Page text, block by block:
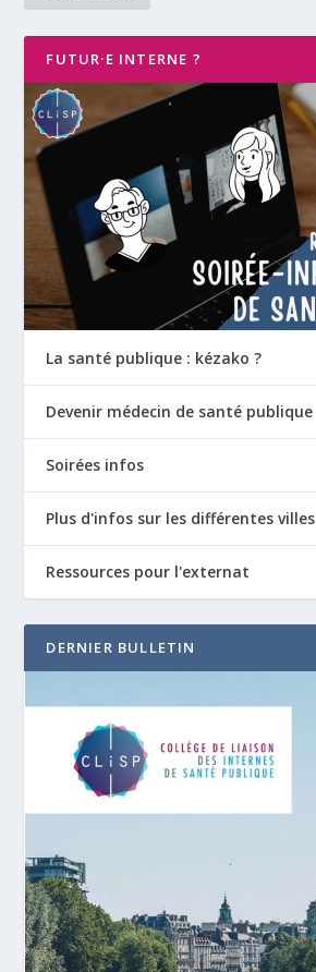
FUTUR·E INTERNE ?
La santé publique : kézako ?
Devenir médecin de santé publique
Soirées infos
Plus d'infos sur les différentes villes
Ressources pour l'externat
DERNIER BULLETIN